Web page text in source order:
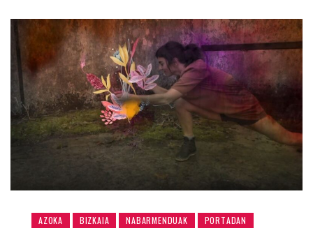
AZOKA BIZKAIA NABARMENDUAK PORTADAN